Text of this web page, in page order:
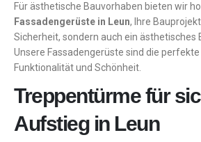
Für ästhetische Bauvorhaben bieten wir
Fassadengerüste in Leun, Ihre
Sicherheit, sondern auch ein ästhetisches
Unsere Fassadengerüste sind die
Funktionalität und Schönheit.
Treppentürme für
Aufstieg in Leun